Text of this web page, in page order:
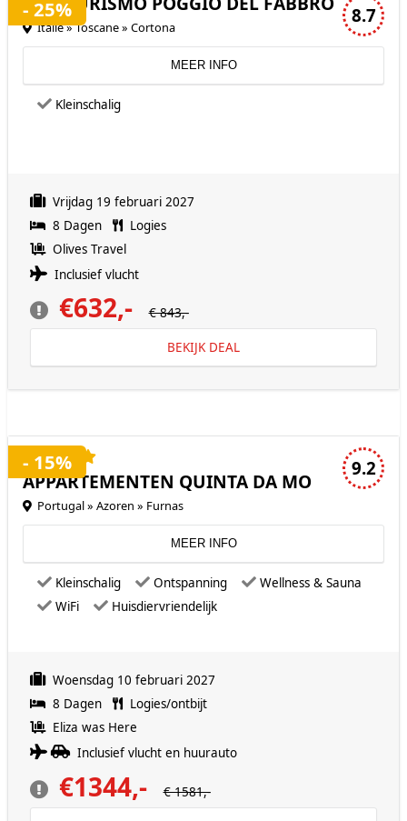
8.7
Italië » Toscane » Cortona
MEER INFO
Kleinschalig
Vrijdag 19 februari 2027
8 Dagen
Logies
Olives Travel
Inclusief vlucht
€632,- € 843,-
- 25%
BEKIJK DEAL
9.2
APPARTEMENTEN QUINTA DA MO
Portugal » Azoren » Furnas
MEER INFO
Kleinschalig Ontspanning
Wellness & Sauna
WiFi
Huisdiervriendelijk
Woensdag 10 februari 2027
8 Dagen
Logies/ontbijt
Eliza was Here
Inclusief vlucht en huurauto
€1344,- € 1581,-
- 15%